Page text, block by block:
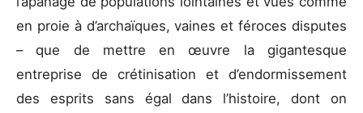
en proie à d’archaïques, vaines et féroces disputes
– que de mettre en œuvre la gigantesque
entreprise de crétinisation et d’endormissement
des esprits sans égal dans l’histoire, dont on